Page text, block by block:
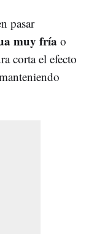
pasar
muy fría o
corta el efecto